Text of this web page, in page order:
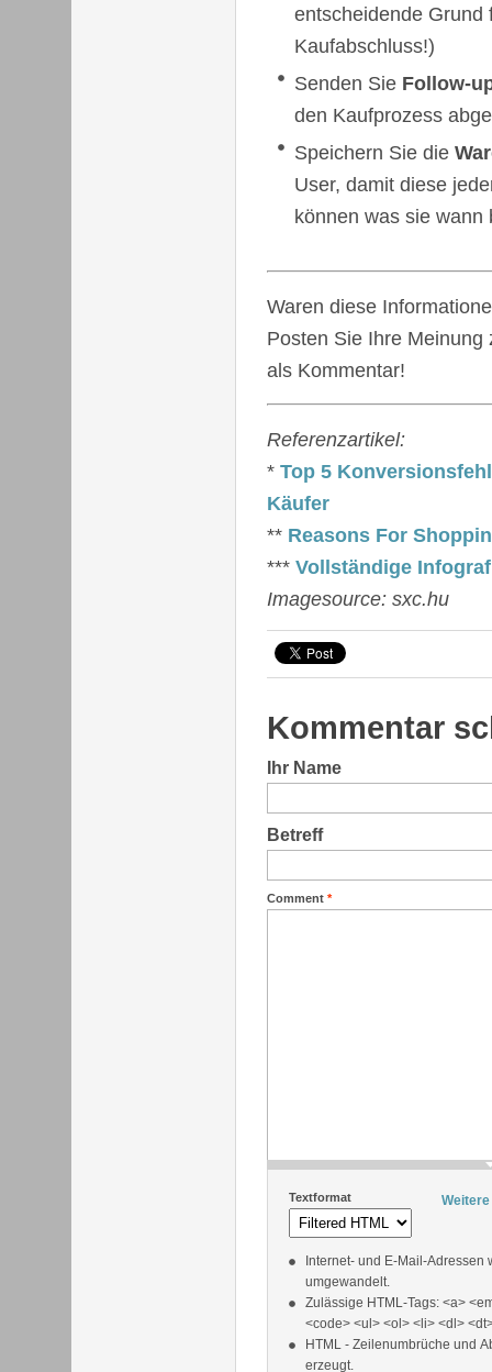
entscheidende Grund
Kaufabschluss!)
Senden Sie Follow-
den Kaufprozess
Speichern Sie die
User, damit diese
können was sie wann
Waren diese
Posten Sie Ihre
als Kommentar!
Referenzartikel:
* Top 5
Käufer
** Reasons For
*** Vollständige
Imagesource: sxc.hu
Kommentar
Ihr Name
Betreff
Comment *
Textformat
Internet- und E-Mail-Adressen
umgewandelt.
Zulässige HTML-Tags: <a>
<code> <ul> <ol> <li> <dl>
HTML - Zeilenumbrüche und
erzeugt.